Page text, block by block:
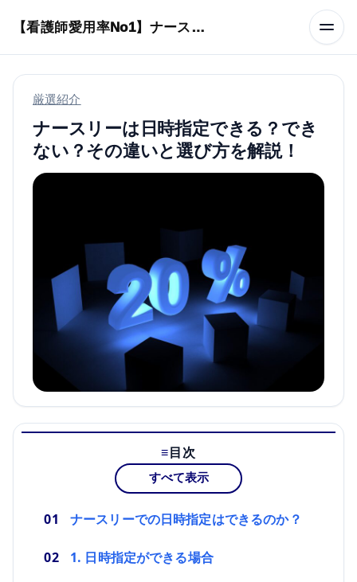
【看護師愛用率No1】ナースリーで人気の商品はコレ
厳選紹介
ナースリーは日時指定できる？でき
ない？その違いと選び方を解説！
目次
すべて表示
ナースリーでの日時指定はできるのか？
1. 日時指定ができる場合